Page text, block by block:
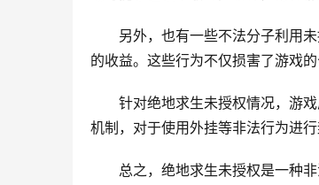
另外，也有一些不法分子利用
的收益。这些行为不仅损害了游戏
针对绝地求生未授权情况，游
机制，对于使用外挂等非法行为进
总之，绝地求生未授权是一种